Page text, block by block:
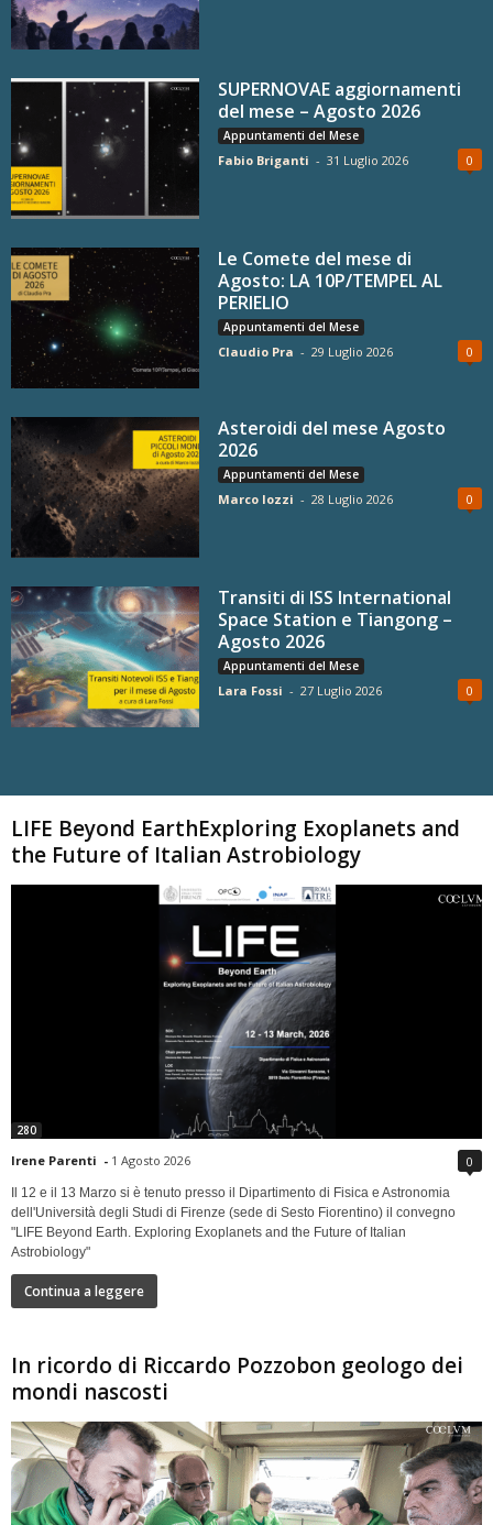
SUPERNOVAE aggiornamenti
del mese – Agosto 2026
Appuntamenti del Mese
Fabio Briganti - 31 Luglio 2026 0
Le Comete del mese di
Agosto: LA 10P/TEMPEL AL
PERIELIO
Appuntamenti del Mese
Claudio Pra - 29 Luglio 2026 0
Asteroidi del mese Agosto
2026
Appuntamenti del Mese
Marco Iozzi - 28 Luglio 2026 0
Transiti di ISS International
Space Station e Tiangong –
Agosto 2026
Appuntamenti del Mese
Lara Fossi - 27 Luglio 2026 0
LIFE Beyond EarthExploring Exoplanets and
the Future of Italian Astrobiology
280
Irene Parenti - 1 Agosto 2026 0
Il 12 e il 13 Marzo si è tenuto presso il Dipartimento di Fisica e Astronomia
dell'Università degli Studi di Firenze (sede di Sesto Fiorentino) il convegno
"LIFE Beyond Earth. Exploring Exoplanets and the Future of Italian
Astrobiology"
Continua a leggere
In ricordo di Riccardo Pozzobon geologo dei
mondi nascosti